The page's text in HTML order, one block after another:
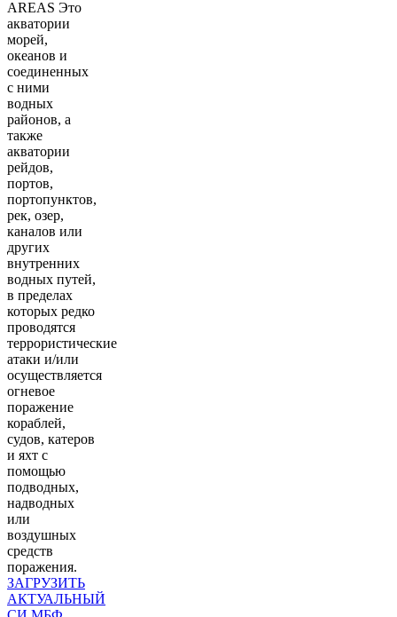
AREAS Это
акватории
морей,
океанов и
соединенных
с ними
водных
районов, а
также
акватории
рейдов,
портов,
портопунктов,
рек, озер,
каналов или
других
внутренних
водных путей,
в пределах
которых редко
проводятся
террористические
атаки и/или
осуществляется
огневое
поражение
кораблей,
судов, катеров
и яхт с
помощью
подводных,
надводных
или
воздушных
средств
поражения.
ЗАГРУЗИТЬ
АКТУАЛЬНЫЙ